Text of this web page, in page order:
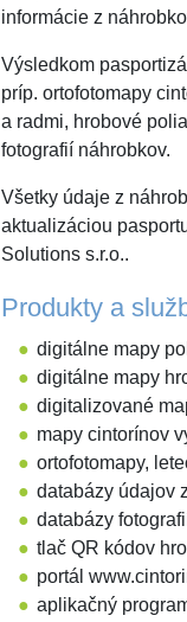
informácie z
Výsledkom
príp. ortofotomapy
a radmi, hrobové
fotografií náhrobkov.
Všetky údaje z
aktualizáciou
Solutions s.r.o..
Produkty a
digitálne mapy
digitálne mapy
digitalizované
mapy cintorínov
ortofotomapy,
databázy údajov
databázy
tlač QR kódov
portál
aplikačný